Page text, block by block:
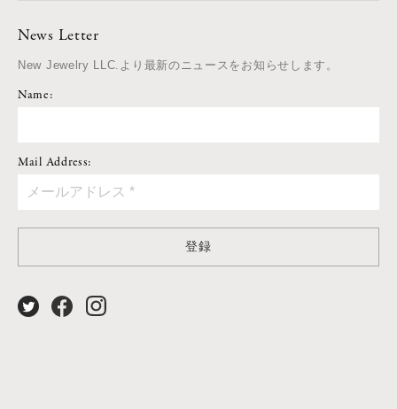
News Letter
New Jewelry LLC.より最新のニュースをお知らせします。
Name:
Mail Address:
登録